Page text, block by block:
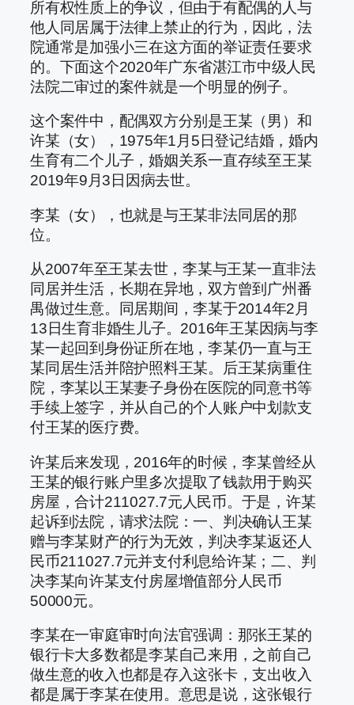
所有权性质上的争议，但由于有配偶的人与
他人同居属于法律上禁止的行为，因此，法
院通常是加强小三在这方面的举证责任要求
的。下面这个2020年广东省湛江市中级人民
法院二审过的案件就是一个明显的例子。
这个案件中，配偶双方分别是王某（男）和
许某（女），1975年1月5日登记结婚，婚内
生育有二个儿子，婚姻关系一直存续至王某
2019年9月3日因病去世。
李某（女），也就是与王某非法同居的那
位。
从2007年至王某去世，李某与王某一直非法
同居并生活，长期在异地，双方曾到广州番
禺做过生意。同居期间，李某于2014年2月
13日生育非婚生儿子。2016年王某因病与李
某一起回到身份证所在地，李某仍一直与王
某同居生活并陪护照料王某。后王某病重住
院，李某以王某妻子身份在医院的同意书等
手续上签字，并从自己的个人账户中划款支
付王某的医疗费。
许某后来发现，2016年的时候，李某曾经从
王某的银行账户里多次提取了钱款用于购买
房屋，合计211027.7元人民币。于是，许某
起诉到法院，请求法院：一、判决确认王某
赠与李某财产的行为无效，判决李某返还人
民币211027.7元并支付利息给许某；二、判
决李某向许某支付房屋增值部分人民币
50000元。
李某在一审庭审时向法官强调：那张王某的
银行卡大多数都是李某自己来用，之前自己
做生意的收入也都是存入这张卡，支出收入
都是属于李某在使用。意思是说，这张银行